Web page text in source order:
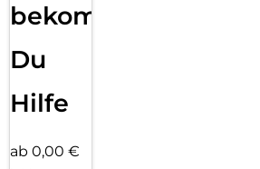
bekommst
Du
Hilfe
ab 0,00 €